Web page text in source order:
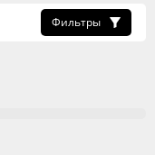
Фильтры